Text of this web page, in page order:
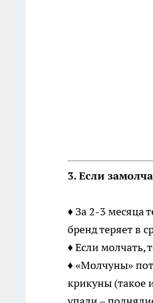
3. Если
♦ За 2-3 месяца
бренд теряет в
♦ Если молчать,
♦ «Молчуны»
крикуны (такое